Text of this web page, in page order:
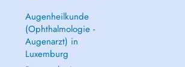
Augenheilkunde
(Ophthalmologie -
Augenarzt) in
Luxemburg